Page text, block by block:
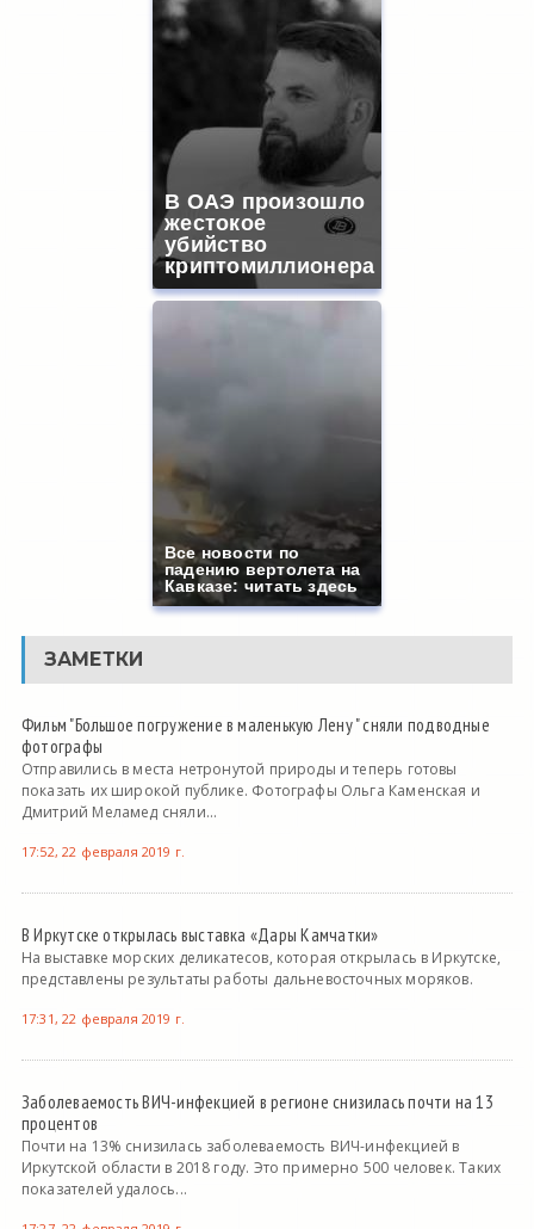
В ОАЭ произошло
жестокое
убийство
криптомиллионера
Все новости по
падению вертолета на
Кавказе: читать здесь
ЗАМЕТКИ
Фильм "Большое погружение в маленькую Лену " сняли подводные
фотографы
Отправились в места нетронутой природы и теперь готовы
показать их широкой публике. Фотографы Ольга Каменская и
Дмитрий Меламед сняли...
17:52, 22 февраля 2019 г.
В Иркутске открылась выставка «Дары Камчатки»
На выставке морских деликатесов, которая открылась в Иркутске,
представлены результаты работы дальневосточных моряков.
17:31, 22 февраля 2019 г.
Заболеваемость ВИЧ-инфекцией в регионе снизилась почти на 13
процентов
Почти на 13% снизилась заболеваемость ВИЧ-инфекцией в
Иркутской области в 2018 году. Это примерно 500 человек. Таких
показателей удалось...